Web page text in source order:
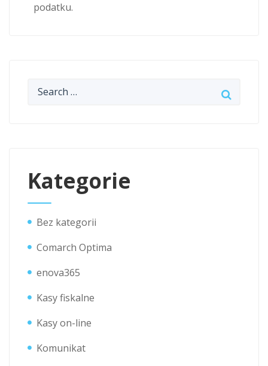
podatku.
Kategorie
Bez kategorii
Comarch Optima
enova365
Kasy fiskalne
Kasy on-line
Komunikat